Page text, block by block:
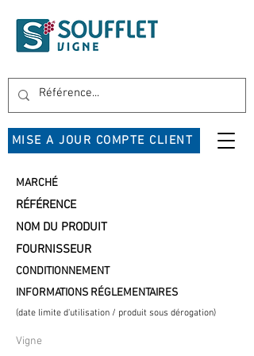
MISE A JOUR COMPTE CLIENT
MARCHÉ
RÉFÉRENCE
NOM DU PRODUIT
FOURNISSEUR
CONDITIONNEMENT
INFORMATIONS RÉGLEMENTAIRES
(date limite d'utilisation / produit sous dérogation)
Vigne